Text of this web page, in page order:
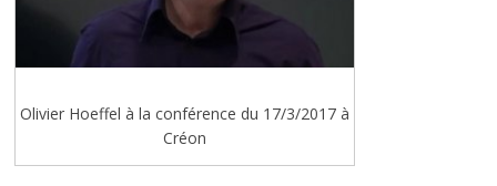
Olivier Hoeffel à la conférence du 17/3/2017 à
Créon